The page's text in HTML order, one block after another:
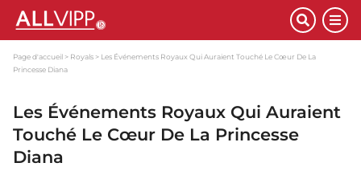
Page d'accueil Royals
Les Événements Royaux Qui Auraient Touché Le Cœur De La
Princesse Diana
Les Événements Royaux Qui Auraient
Touché Le Cœur De La Princesse
Diana